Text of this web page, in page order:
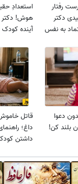
رفتار
دکتر
به نفس
استعدادِ
هوش! دکتر
آینده
دعوا
بلند کن!
قاتل
داغ؛
داشتن